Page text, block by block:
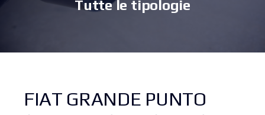
Tutte le tipologie
FIAT GRANDE PUNTO